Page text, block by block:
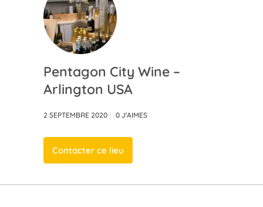
Pentagon City Wine –
Arlington USA
2 SEPTEMBRE 2020 0 J'AIMES
Contacter ce lieu